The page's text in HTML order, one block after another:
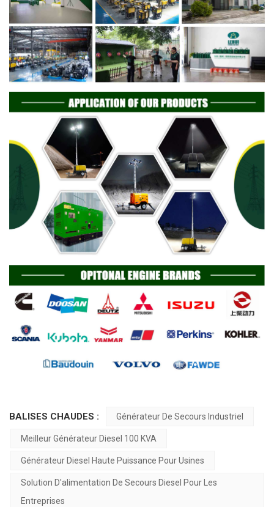
BALISES CHAUDES : Générateur De Secours Industriel
Meilleur Générateur Diesel 100 KVA
Générateur Diesel Haute Puissance Pour Usines
Solution D'alimentation De Secours Diesel Pour Les
Entreprises